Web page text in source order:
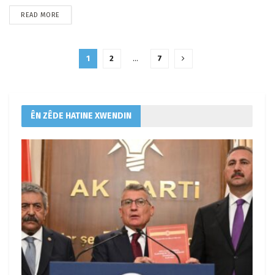
READ MORE
1 2 … 7
ÊN ZÊDE HATINE XWENDIN